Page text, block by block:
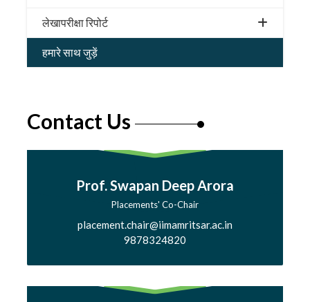
लेखापरीक्षा रिपोर्ट
हमारे साथ जुड़ें
Contact Us
Prof. Swapan Deep Arora
Placements' Co-Chair
placement.chair@iimamritsar.ac.in
9878324820